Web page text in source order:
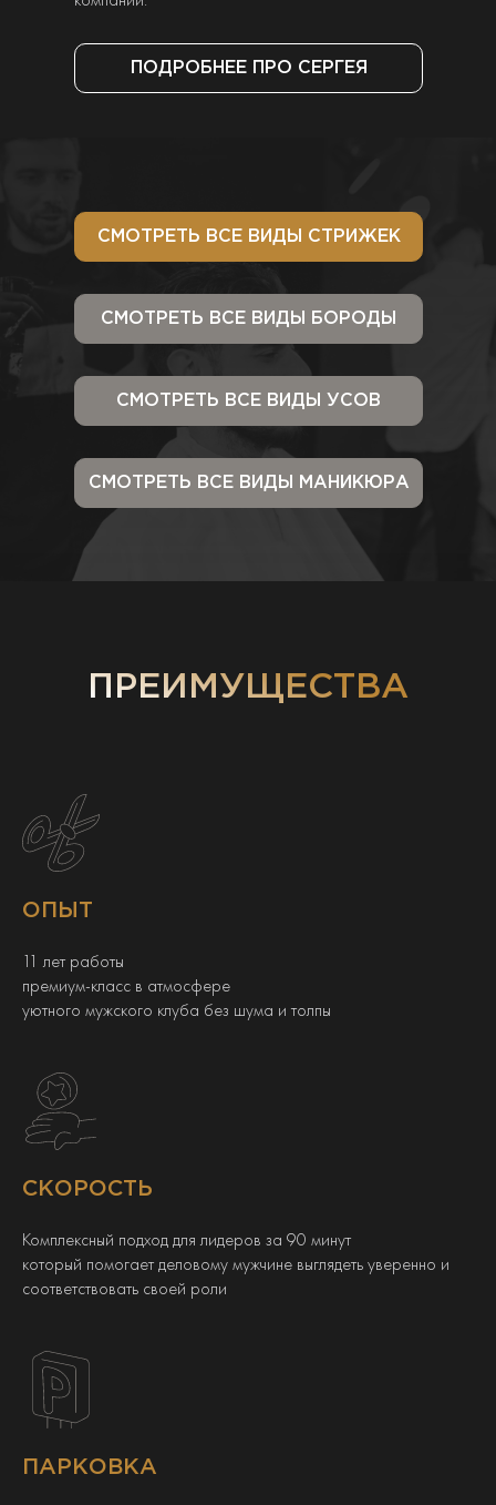
ПОДРОБНЕЕ ПРО СЕРГЕЯ
СМОТРЕТЬ ВСЕ ВИДЫ СТРИЖЕК
СМОТРЕТЬ ВСЕ ВИДЫ БОРОДЫ
СМОТРЕТЬ ВСЕ ВИДЫ МАНИКЮРА
СМОТРЕТЬ ВСЕ ВИДЫ УСОВ
ПРЕИМУЩЕСТВА
ОПЫТ
11 лет работы
премиум-класс в атмосфере
уютного мужского клуба без шума и толпы
СКОРОСТЬ
Комплексный подход для лидеров за 90 минут
который помогает деловому мужчине выглядеть уверенно и
соответствовать своей роли
ПАРКОВКА